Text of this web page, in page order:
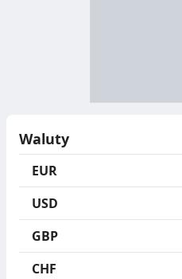
N
E
,
S
E
B
C
J
A
Waluty
EUR
USD
GBP
CHF